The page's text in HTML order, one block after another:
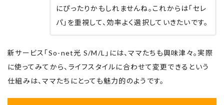
にぴったりかもしれませんね。これからは「セレ
パ」を重視して、効率よく選択していきたいです。
新サービス「So-net光 S/M/L」には、ママたちも興味津々。実際
に使ってみてから、ライフスタイルに合わせて変更できるという
仕組みは、ママたちにとっても魅力的のようです。